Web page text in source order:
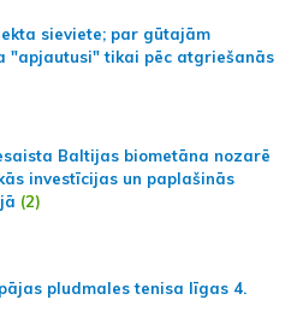
sieviete; par gūtajām
"apjautusi" tikai pēc atgriešanās
Baltijas biometāna nozarē
investīcijas un paplašinās
(2)
pludmales tenisa līgas 4.